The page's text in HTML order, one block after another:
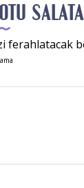
ferahlatacak